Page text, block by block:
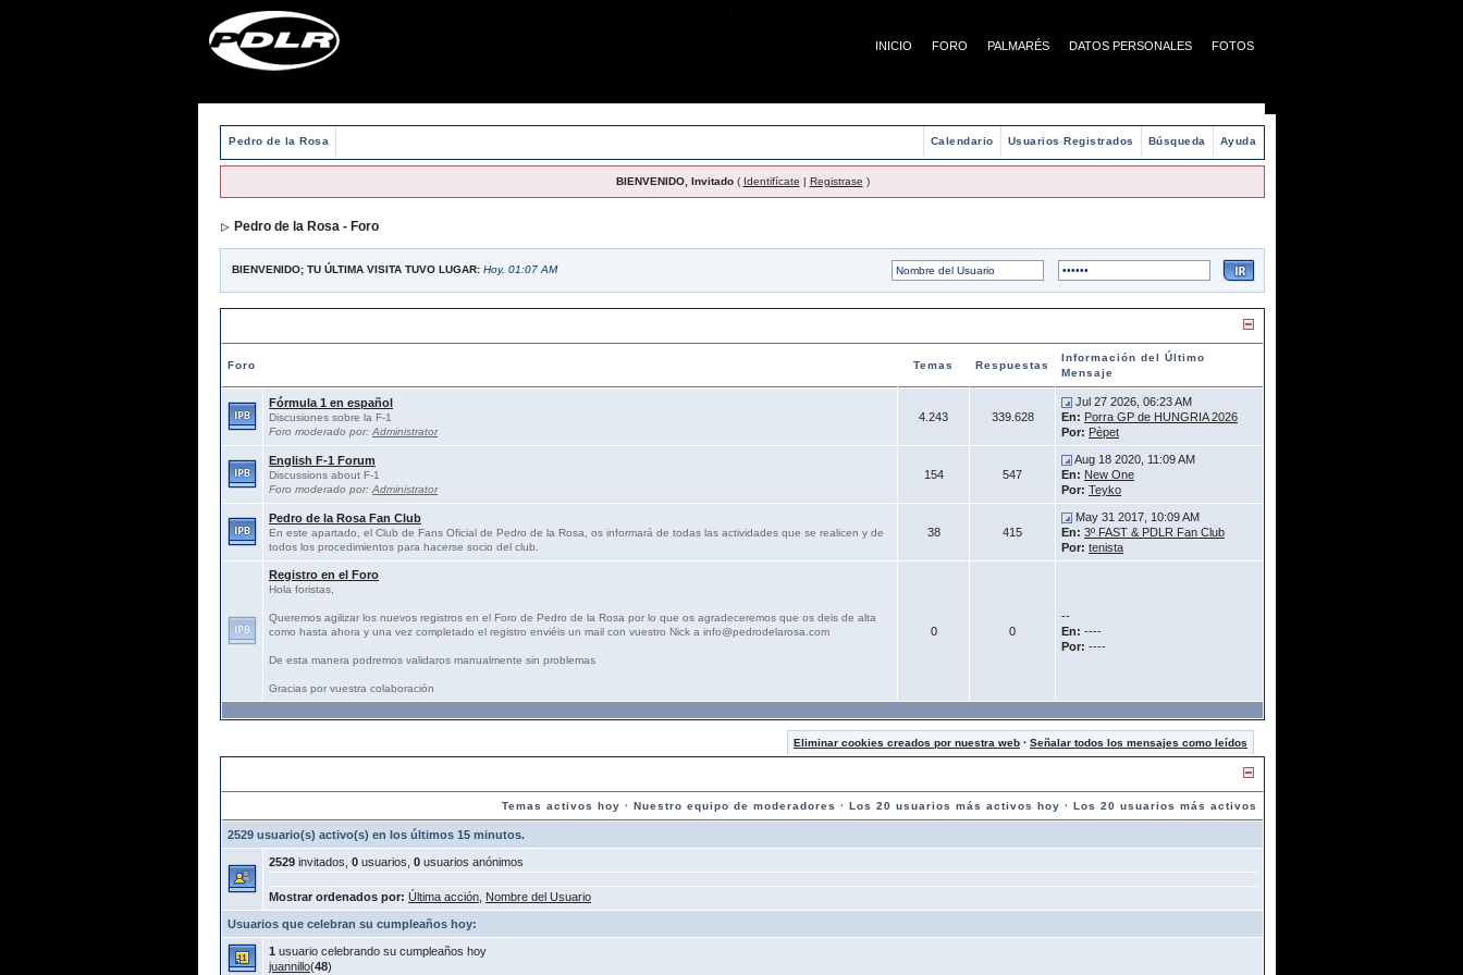
INICIO FORO PALMARÉS DATOS PERSONALES FOTOS
Pedro de la Rosa Ayuda
Búsqueda
Usuarios Registrados
Calendario
BIENVENIDO, Invitado( Identifícate | Registrase )
Pedro de la Rosa - Foro
BIENVENIDO; TU ÚLTIMA VISITA TUVO LUGAR: Hoy, 01:07 AM
Foro Temas Respuestas
Información del Último
Mensaje
Fórmula 1 en español
Discusiones sobre la F-1
Foro moderado por: Administrator
4.243 339.628
Jul 27 2026, 06:23 AM
En: Porra GP de HUNGRIA 2026
Por: Pèpet
English F-1 Forum
Discussions about F-1
Foro moderado por: Administrator
154 547
Aug 18 2020, 11:09 AM
En: New One
Por: Teyko
Pedro de la Rosa Fan Club
En este apartado, el Club de Fans Oficial de Pedro de la Rosa, os informará de todas las actividades que se realicen y de
todos los procedimientos para hacerse socio del club.
38 415
May 31 2017, 10:09 AM
En: 3º FAST & PDLR Fan Club
Por: tenista
Registro en el Foro
Hola foristas,
Queremos agilizar los nuevos registros en el Foro de Pedro de la Rosa por lo que os agradeceremos que os deis de alta
como hasta ahora y una vez completado el registro enviéis un mail con vuestro Nick a info@pedrodelarosa.com
De esta manera podremos validaros manualmente sin problemas
Gracias por vuestra colaboración
0 0
--
En: ----
Por: ----
Eliminar cookies creados por nuestra web · Señalar todos los mensajes como leídos
Temas activos hoy · Nuestro equipo de moderadores · Los 20 usuarios más activos hoy · Los 20 usuarios más activos
2529 usuario(s) activo(s) en los últimos 15 minutos.
2529 invitados, 0 usuarios, 0 usuarios anónimos
Mostrar ordenados por: Última acción Nombre del Usuario
Usuarios que celebran su cumpleaños hoy:
1 usuario celebrando su cumpleaños hoy
juannillo(48)